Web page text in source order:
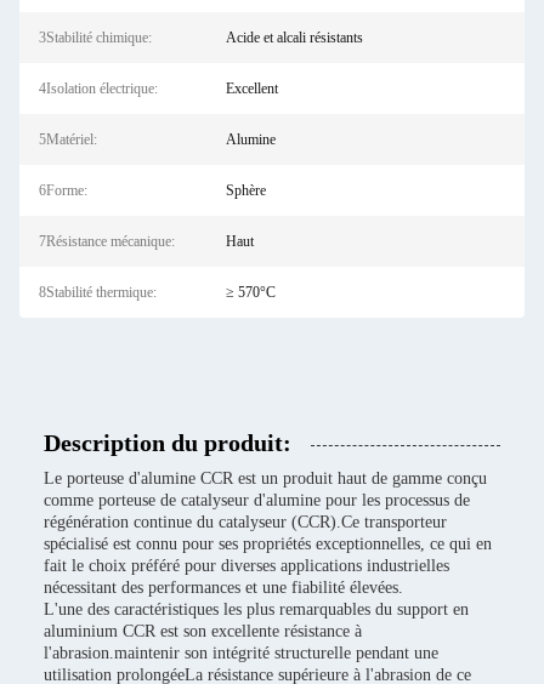
3Stabilité chimique: Acide et alcali résistants
4Isolation électrique: Excellent
5Matériel: Alumine
6Forme: Sphère
7Résistance mécanique: Haut
8Stabilité thermique: ≥ 570°C
Description du produit:
Le porteuse d'alumine CCR est un produit haut de gamme conçu
comme porteuse de catalyseur d'alumine pour les processus de
régénération continue du catalyseur (CCR).Ce transporteur
spécialisé est connu pour ses propriétés exceptionnelles, ce qui en
fait le choix préféré pour diverses applications industrielles
nécessitant des performances et une fiabilité élevées.
L'une des caractéristiques les plus remarquables du support en
aluminium CCR est son excellente résistance à
l'abrasion.maintenir son intégrité structurelle pendant une
utilisation prolongéeLa résistance supérieure à l'abrasion de ce